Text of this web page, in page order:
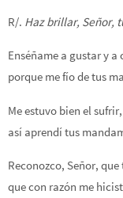
R/. Haz brillar, Señor,
Enséñame a gustar y a
porque me fío de tus
Me estuvo bien el sufrir,
así aprendí tus
Reconozco, Señor,
que con razón me